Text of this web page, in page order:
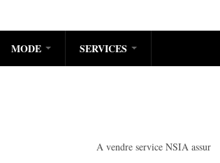
MODE SERVICES
A vendre service NSIA assur